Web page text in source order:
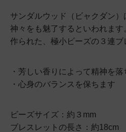
サンダルウッド（ビャクダン
神々をも魅了するといわれま
作られた、極小ビーズの３連ブ
・芳しい香りによって精神を
・心身のバランスを保ちます
ビーズサイズ：約３mm
ブレスレットの長さ：約18cm